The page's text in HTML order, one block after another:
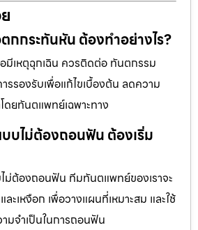
กกระทันหัน ต้องทำอย่างไร?
เหตุฉุกเฉิน ควรติดต่อ ทันตกรรม
รรองรับเพื่อแก้ไขเบื้องต้น ลดความ
ดยทันตแพทย์เฉพาะทาง
บไม่ต้องถอนฟัน ต้องเริ่ม
ม่ต้องถอนฟัน ทีมทันตแพทย์ของเราจะ
ะเหงือก เพื่อวางแผนที่เหมาะสม และใช้
มจำเป็นในการถอนฟัน